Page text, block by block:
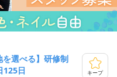
を選べる】研修制
125日
キープ